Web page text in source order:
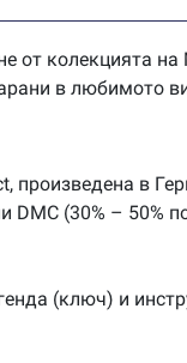
от колекцията
в любимото
произведена в
DMC (30% – 50%
(ключ) и